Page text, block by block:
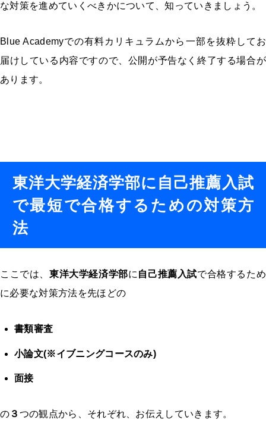
な対策を進めていくべきかについて、知っていきましょう。
Blue Academyでの有料カリキュラムから一部を抜粋してお
届けしている内容ですので、公開が予告なく終了する場合が
あります。
東洋大学経済学部に自己推薦入試
で最短で合格するための対策方
法
ここでは、東洋大学経済学部に 自己推薦入試で合格するため
に必要な対策方法を先ほどの
書類審査
小論文(※イブニングコースのみ)
面接
の ３ つの観点から、それぞれ、お伝えしていきます。